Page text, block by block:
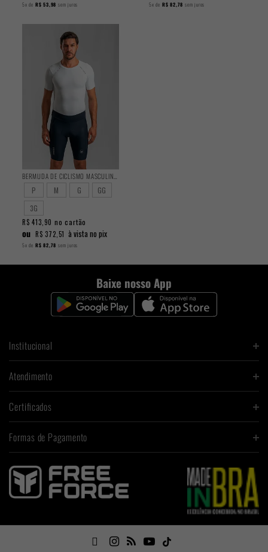
5x de R$ 53,98 sem juros 5x de R$ 82,78 sem juros
P M G
GG
3G
R$ 413,90 no cartão
ou R$ 372,51 à vista no pix
5x de R$ 82,78 sem juros
Baixe nosso App
Institucional
Atendimento
Certificados
Formas de Pagamento
